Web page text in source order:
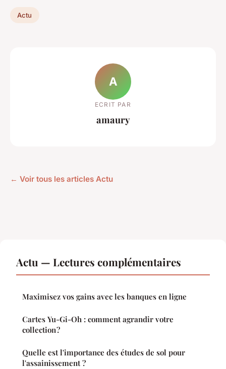
Actu
A
ECRIT PAR
amaury
← Voir tous les articles Actu
Actu — Lectures complémentaires
Maximisez vos gains avec les banques en ligne
Cartes Yu-Gi-Oh : comment agrandir votre
collection ?
Quelle est l'importance des études de sol pour
l'assainissement ?